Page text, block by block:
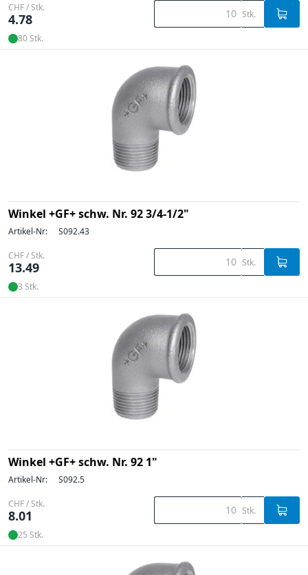
CHF / Stk.
4.78 Stk.
80 Stk.
Winkel +GF+ schw. Nr. 92 3/4-1/2"
Artikel-Nr: S092.43
CHF / Stk.
13.49 Stk.
3 Stk.
Winkel +GF+ schw. Nr. 92 1"
Artikel-Nr: S092.5
CHF / Stk.
8.01 Stk.
25 Stk.